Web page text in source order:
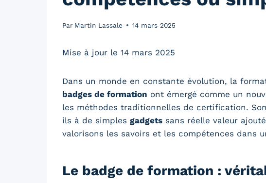
Par Martin Lassale 14 mars 2025
Mise à jour le 14 mars 2025
Dans un monde en constante évolution, la
badges de formation ont émergé comme un
les méthodes traditionnelles de certification.
ils à de simples gadgets sans réelle valeur
valorisons les savoirs et les compétences dans
Le badge de formation :